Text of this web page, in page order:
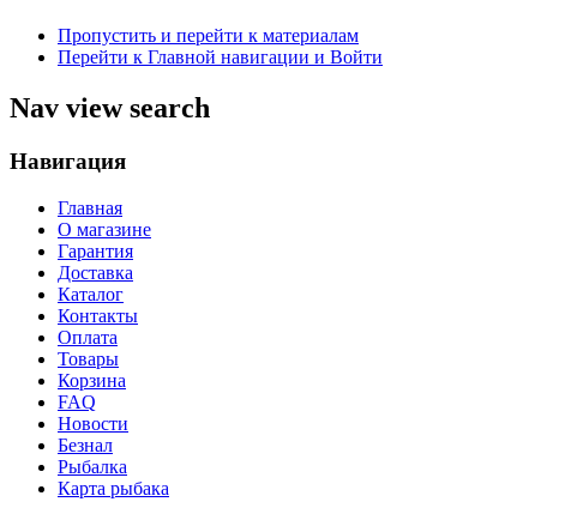
Пропустить и перейти к материалам
Перейти к Главной навигации и Войти
Nav view search
Навигация
Главная
О магазине
Гарантия
Доставка
Каталог
Контакты
Оплата
Товары
Корзина
FAQ
Новости
Безнал
Рыбалка
Карта рыбака